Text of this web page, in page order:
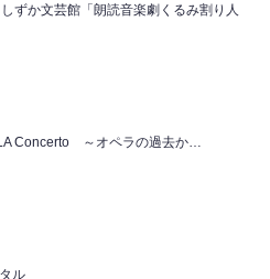
ずか文芸館「朗読音楽劇くるみ割り人
Concerto ～オペラの過去か…
ル